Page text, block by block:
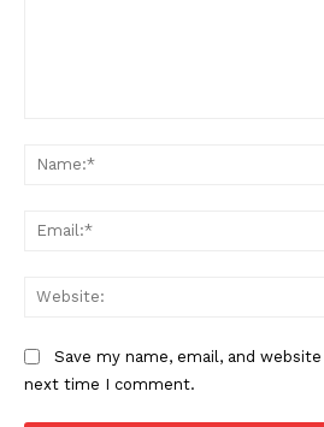
Save my name, email, and
next time I comment.